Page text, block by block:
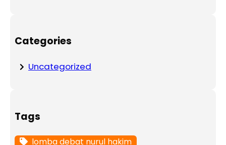
Categories
Uncategorized
Tags
lomba debat nurul hakim